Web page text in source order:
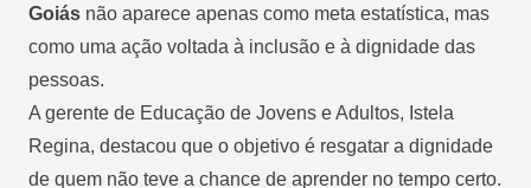
Goiás não aparece apenas como meta estatística, mas
como uma ação voltada à inclusão e à dignidade das
pessoas.
A gerente de Educação de Jovens e Adultos, Istela
Regina, destacou que o objetivo é resgatar a dignidade
de quem não teve a chance de aprender no tempo certo.